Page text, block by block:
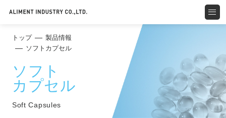
トップ
製品情報
ソフトカプセル
ソフト
カプセル
Soft Capsules